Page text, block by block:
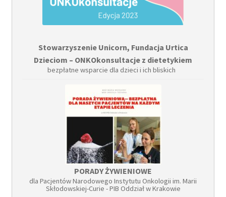
Stowarzyszenie Unicorn, Fundacja Urtica
Dzieciom – ONKOkonsultacje z dietetykiem
bezpłatne wsparcie dla dzieci i ich bliskich
PORADY ŻYWIENIOWE
dla Pacjentów Narodowego Instytutu Onkologii im. Marii
Skłodowskiej-Curie - PIB Oddział w Krakowie